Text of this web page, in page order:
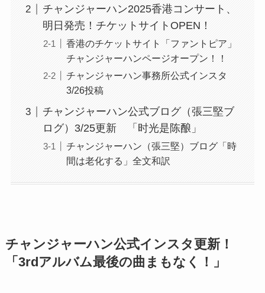
チャンジャーハン2025香港コンサート、
明日発売！チケットサイトOPEN！
香港のチケットサイト「ファントピア」
チャンジャーハンページオープン！！
チャンジャーハン事務所公式インスタ
3/26投稿
チャンジャーハン公式ブログ（張三堅ブ
ログ）3/25更新 「时光是陈酿」
チャンジャーハン（張三堅）ブログ「時
間は老化する」全文和訳
チャンジャーハン公式インスタ更新！
「3rdアルバム最後の曲まもなく！」